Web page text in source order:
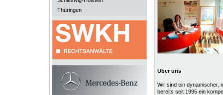
Thüringen
Über uns
Wir sind ein dynamischer,
bereits seit 1995 ein